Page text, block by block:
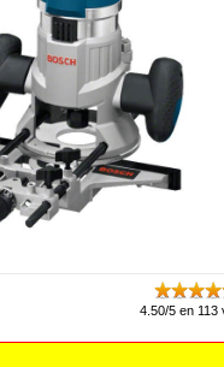
4.50/5 en 113